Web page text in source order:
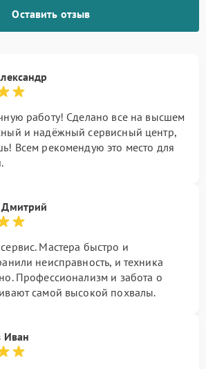
Оставить отзыв
работу! Сделано все на высшем
и надёжный сервисный центр,
Всем рекомендую это место для
Мастера быстро и
неисправность, и техника
Профессионализм и забота о
самой высокой похвалы.
Иван